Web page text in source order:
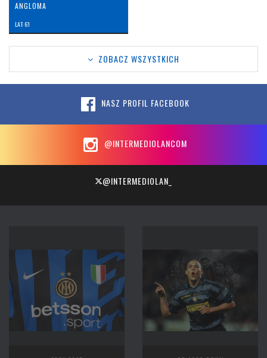
ANGLOMA
LAT: 61
ZOBACZ WSZYSTKICH
NASZ PROFIL FACEBOOK
@INTERMEDIOLANCOM
@INTERMEDIOLAN_